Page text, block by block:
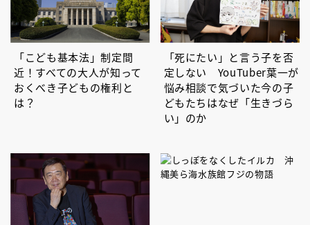
「こども基本法」制定間
近！すべての大人が知って
おくべき子どもの権利と
は？
「死にたい」と言う子を否
定しない YouTuber葉一が
悩み相談で気づいた今の子
どもたちはなぜ「生きづら
い」のか